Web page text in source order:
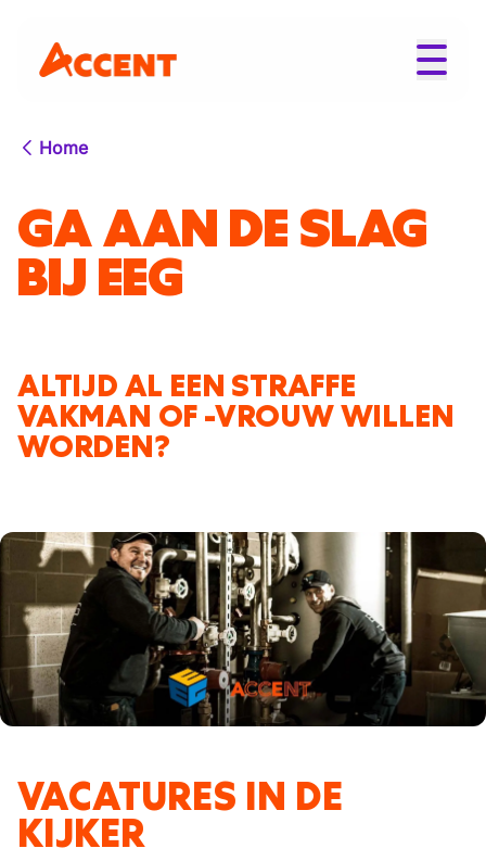
Home
GA AAN DE SLAG
BIJ EEG
ALTIJD AL EEN STRAFFE
VAKMAN OF -VROUW WILLEN
WORDEN?
VACATURES IN DE
KIJKER